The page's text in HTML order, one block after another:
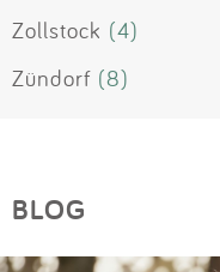
Zollstock (4)
Zündorf (8)
BLOG